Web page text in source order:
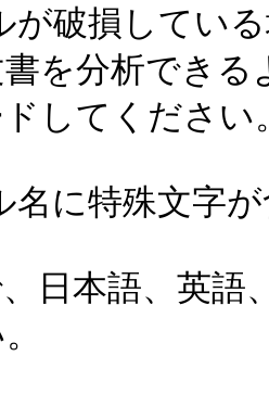
破損してい
を分析でき
してください
に特殊文字が
日本語、英語